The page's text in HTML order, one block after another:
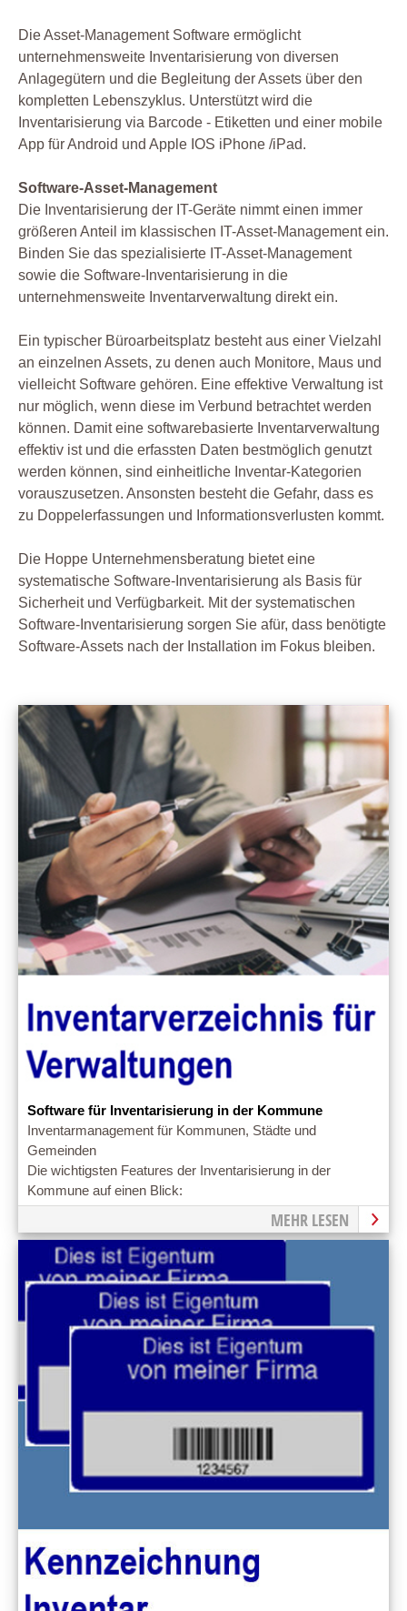
Die Asset-Management Software ermöglicht
unternehmensweite Inventarisierung von diversen
Anlagegütern und die Begleitung der Assets über den
kompletten Lebenszyklus. Unterstützt wird die
Inventarisierung via Barcode - Etiketten und einer mobile
App für Android und Apple IOS iPhone /iPad.
Software-Asset-Management
Die Inventarisierung der IT-Geräte nimmt einen immer
größeren Anteil im klassischen IT-Asset-Management ein.
Binden Sie das spezialisierte IT-Asset-Management
sowie die Software-Inventarisierung in die
unternehmensweite Inventarverwaltung direkt ein.
Ein typischer Büroarbeitsplatz besteht aus einer Vielzahl
an einzelnen Assets, zu denen auch Monitore, Maus und
vielleicht Software gehören. Eine effektive Verwaltung ist
nur möglich, wenn diese im Verbund betrachtet werden
können. Damit eine softwarebasierte Inventarverwaltung
effektiv ist und die erfassten Daten bestmöglich genutzt
werden können, sind einheitliche Inventar-Kategorien
vorauszusetzen. Ansonsten besteht die Gefahr, dass es
zu Doppelerfassungen und Informationsverlusten kommt.
Die Hoppe Unternehmensberatung bietet eine
systematische Software-Inventarisierung als Basis für
Sicherheit und Verfügbarkeit. Mit der systematischen
Software-Inventarisierung sorgen Sie afür, dass benötigte
Software-Assets nach der Installation im Fokus bleiben.
Software für Inventarisierung in der Kommune
Inventarmanagement für Kommunen, Städte und
Gemeinden
Die wichtigsten Features der Inventarisierung in der
Kommune auf einen Blick:
MEHR LESEN